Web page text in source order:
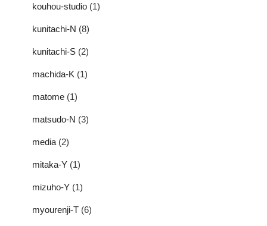
kouhou-studio (1)
kunitachi-N (8)
kunitachi-S (2)
machida-K (1)
matome (1)
matsudo-N (3)
media (2)
mitaka-Y (1)
mizuho-Y (1)
myourenji-T (6)